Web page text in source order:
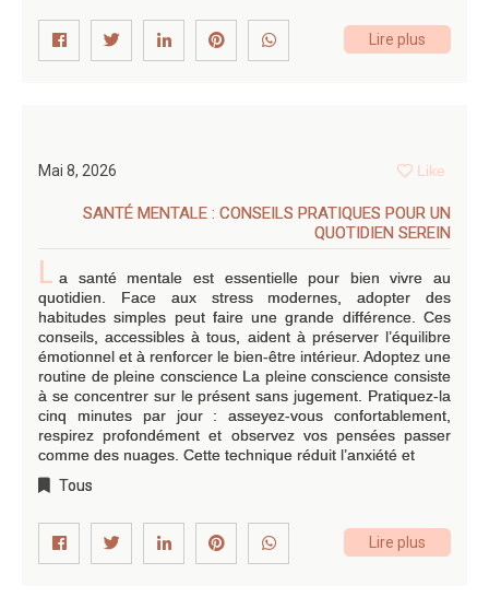
Lire plus
Mai 8, 2026 Like
SANTÉ MENTALE : CONSEILS PRATIQUES POUR UN
QUOTIDIEN SEREIN
L a santé mentale est essentielle pour bien vivre au
quotidien. Face aux stress modernes, adopter des
habitudes simples peut faire une grande différence. Ces
conseils, accessibles à tous, aident à préserver l’équilibre
émotionnel et à renforcer le bien-être intérieur. Adoptez une
routine de pleine conscience La pleine conscience consiste
à se concentrer sur le présent sans jugement. Pratiquez-la
cinq minutes par jour : asseyez-vous confortablement,
respirez profondément et observez vos pensées passer
comme des nuages. Cette technique réduit l’anxiété et
Tous
Lire plus